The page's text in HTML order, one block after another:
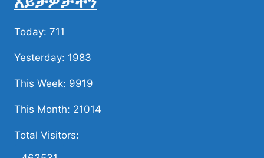
Today: 711
Yesterday: 1983
This Week: 9919
This Month: 21014
Total Visitors: